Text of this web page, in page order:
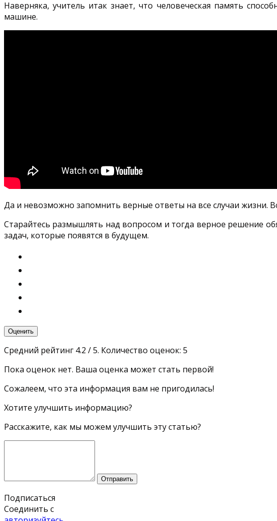
Наверняка, учитель итак знает, что человеческая память
машине.
Да и невозможно запомнить верные ответы на все случаи жизни.
Старайтесь размышлять над вопросом и тогда верное решение
задач, которые появятся в будущем.
Оценить
Средний рейтинг 4.2 / 5. Количество оценок: 5
Пока оценок нет. Ваша оценка может стать первой!
Сожалеем, что эта информация вам не пригодилась!
Хотите улучшить информацию?
Расскажите, как мы можем улучшить эту статью?
Отправить
Подписаться
Соединить с